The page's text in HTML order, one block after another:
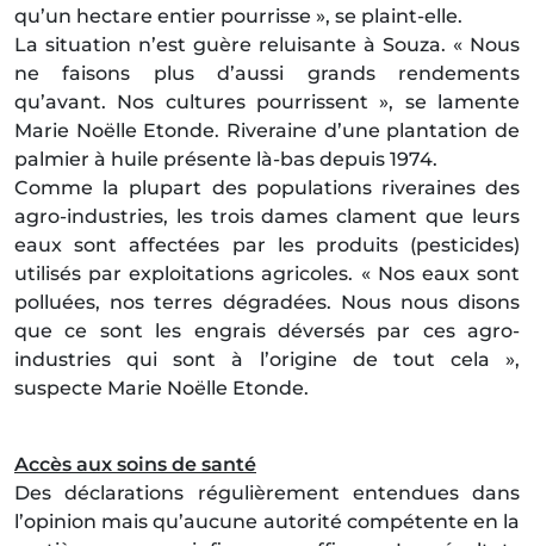
qu’un hectare entier pourrisse », se plaint-elle.
La situation n’est guère reluisante à Souza. « Nous
ne faisons plus d’aussi grands rendements
qu’avant. Nos cultures pourrissent », se lamente
Marie Noëlle Etonde. Riveraine d’une plantation de
palmier à huile présente là-bas depuis 1974.
Comme la plupart des populations riveraines des
agro-industries, les trois dames clament que leurs
eaux sont affectées par les produits (pesticides)
utilisés par exploitations agricoles. « Nos eaux sont
polluées, nos terres dégradées. Nous nous disons
que ce sont les engrais déversés par ces agro-
industries qui sont à l’origine de tout cela »,
suspecte Marie Noëlle Etonde.
Accès aux soins de santé
Des déclarations régulièrement entendues dans
l’opinion mais qu’aucune autorité compétente en la